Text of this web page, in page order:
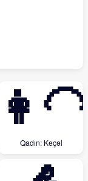
👩‍🦲
Qadın: Keçəl